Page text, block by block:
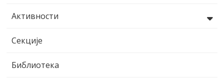
Активности
Секције
Библиотека